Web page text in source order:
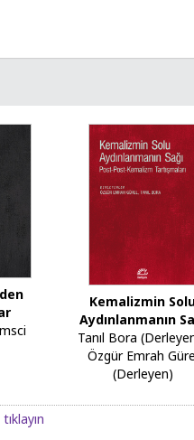
Kemalizmin
Aydınlanmanın
Tanıl Bora
Özgür Emrah
(Derleyen)